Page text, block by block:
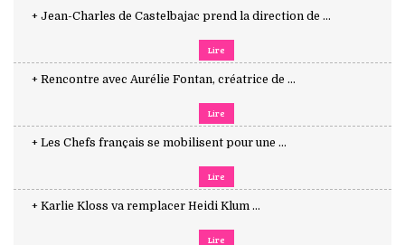
+ Jean-Charles de Castelbajac prend la direction de ...
Lire
+ Rencontre avec Aurélie Fontan, créatrice de ...
Lire
+ Les Chefs français se mobilisent pour une ...
Lire
+ Karlie Kloss va remplacer Heidi Klum ...
Lire